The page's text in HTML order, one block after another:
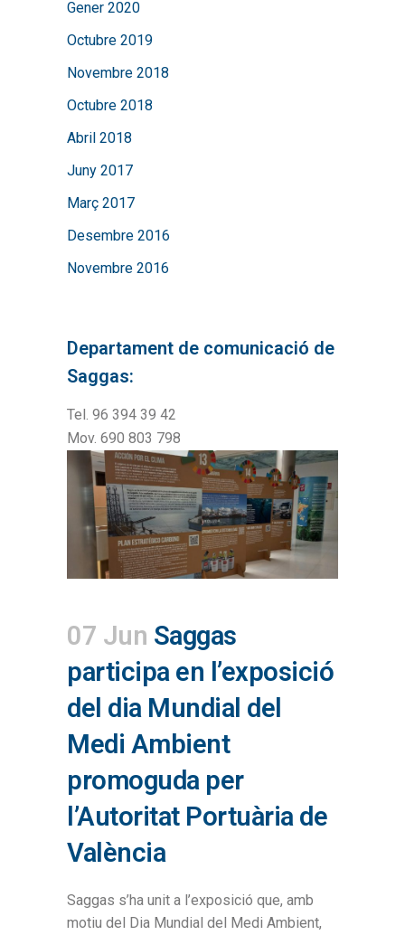
Gener 2020
Octubre 2019
Novembre 2018
Octubre 2018
Abril 2018
Juny 2017
Març 2017
Desembre 2016
Novembre 2016
Departament de comunicació de
Saggas:
Tel. 96 394 39 42
Mov. 690 803 798
07 Jun Saggas
participa en l’exposició
del dia Mundial del
Medi Ambient
promoguda per
l’Autoritat Portuària de
València
Saggas s’ha unit a l’exposició que, amb
motiu del Dia Mundial del Medi Ambient,